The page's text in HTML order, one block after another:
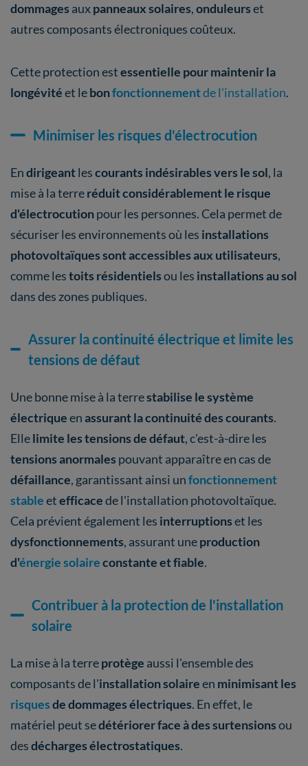
dommages auxpanneaux solaires,onduleurset
autres composants électroniques coûteux.
Cette protection estessentielle pour maintenir la
longévitéet lebonfonctionnementde l'installation.
Minimiser les risques d'électrocution
Endirigeantlescourants indésirables vers le sol, la
mise à la terreréduit considérablement le risque
d'électrocutionpour les personnes. Cela permet de
sécuriser les environnements où les installations
photovoltaïques sont accessibles aux utilisateurs,
comme lestoits résidentielsou les installations au sol
dans des zones publiques.
Assurer la continuité électrique et limite les
tensions de défaut
Une bonne mise à la terrestabilise le système
électriqueenassurant la continuité des courants.
Ellelimite les tensions de défaut, c'est-à-dire les
tensions anormales pouvant apparaître en cas de
défaillance, garantissant ainsi unfonctionnement
stableetefficacede l'installation photovoltaïque.
Cela prévient également les interruptionset les
dysfonctionnements, assurant uneproduction
d'énergie solaireconstante et fiable.
Contribuer à la protection de l'installation
solaire
La mise à la terreprotège aussi l'ensemble des
composants de l'installation solaireen minimisant les
risquesde dommages électriques. En effet, le
matériel peut sedétériorer face à des surtensionsou
desdécharges électrostatiques.